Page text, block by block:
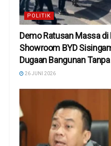
POLITIK
Demo Ratusan Massa di
Showroom BYD
Dugaan Bangunan
26 JUNI 2026